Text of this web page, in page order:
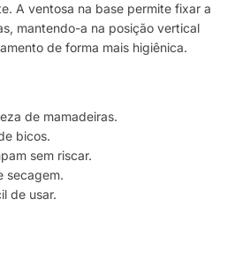
A ventosa na base permite fixar a
mantendo-a na posição vertical
de forma mais higiênica.
de mamadeiras.
bicos.
sem riscar.
secagem.
de usar.